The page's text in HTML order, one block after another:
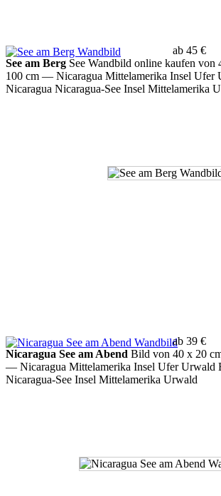
ab 45 €
See am Berg See Wandbild online kaufen von
100 cm — Nicaragua Mittelamerika Insel Ufer
Nicaragua Nicaragua-See Insel Mittelamerika
ab 39 €
Nicaragua See am Abend Bild von 40 x 20
— Nicaragua Mittelamerika Insel Ufer Urwald
Nicaragua-See Insel Mittelamerika Urwald